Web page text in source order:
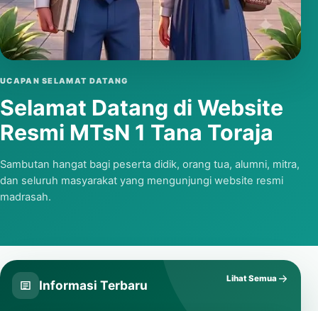
UCAPAN SELAMAT DATANG
Selamat Datang di Website
Resmi MTsN 1 Tana Toraja
Sambutan hangat bagi peserta didik, orang tua, alumni, mitra,
dan seluruh masyarakat yang mengunjungi website resmi
madrasah.
Putar video
Informasi Terbaru Lihat Semua